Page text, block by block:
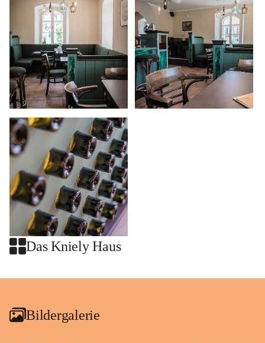
Das Kniely Haus
+2
Bildergalerie